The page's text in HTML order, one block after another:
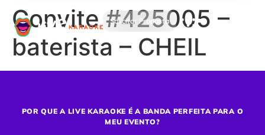
Solicitar Proposta
Convite #425005 –
baterista – CHEIL
POR QUE A LIVE KARAOKE É A BANDA PERFEITA PARA O
MEU EVENTO?